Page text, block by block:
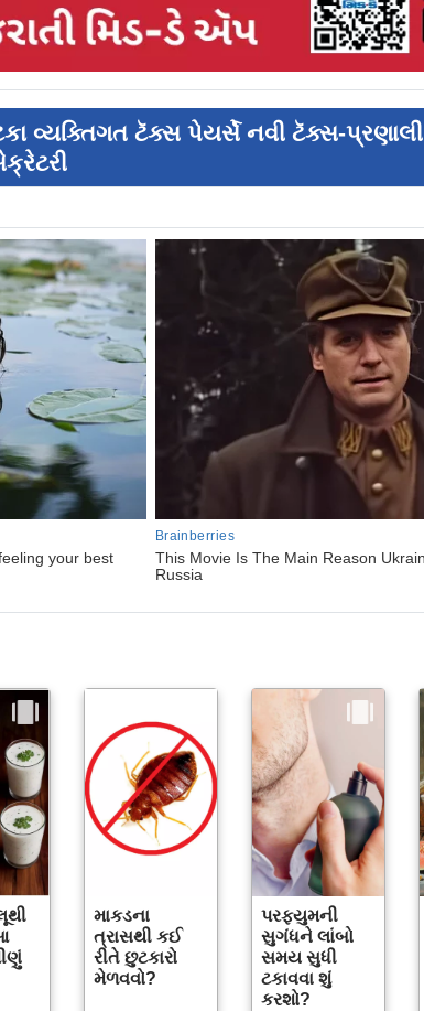
વ્યક્તિગત ટૅક્સ પેયર્સે નવી ટૅક્સ-પ્રણાલી
માકડના
ત્રાસથી કઈ
રીતે છુટકારો
મેળવવો?
પરફ્યુમની
સુગંધને લાંબો
સમય સુધી
ટકાવવા શું
કરશો?